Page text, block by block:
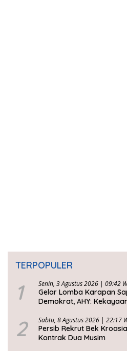
TERPOPULER
1 Senin, 3 Agustus 2026 | 09:42
Gelar Lomba Karapan
Demokrat, AHY:
2 Sabtu, 8 Agustus 2026 | 22:17
Persib Rekrut Bek
Kontrak Dua Musim